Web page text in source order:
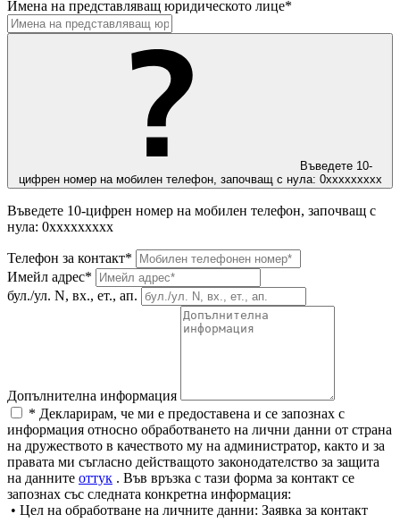
Имена на представляващ юридическото лице*
Въведете 10-
цифрен номер на мобилен телефон, започващ с нула: 0ххххххххх
Въведете 10-цифрен номер на мобилен телефон, започващ с
нула: 0ххххххххх
Телефон за контакт*
Имейл адрес*
бул./ул. N, вх., ет., ап.
Допълнителна информация
* Декларирам, че ми е предоставена и се запознах с
информация относно обработването на лични данни от страна
на дружеството в качеството му на администратор, както и за
правата ми съгласно действащото законодателство за защита
на данните оттук . Във връзка с тази форма за контакт се
запознах със следната конкретна информация:
• Цел на обработване на личните данни: Заявка за контакт